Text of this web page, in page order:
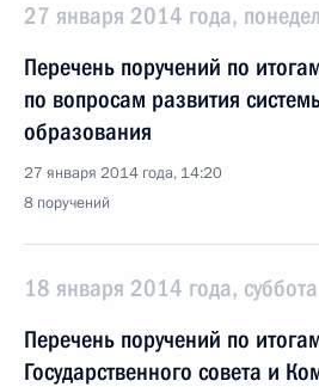
27 января 2014 года,
Перечень поручений по
по вопросам развития
образования
27 января 2014 года, 14:20
8 поручений
18 января 2014 года, суббота
Перечень поручений по
Государственного совета и